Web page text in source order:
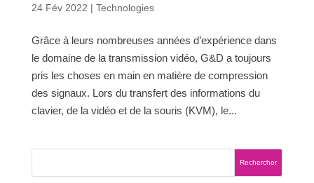
24 Fév 2022 | Technologies
Grâce à leurs nombreuses années d’expérience dans
le domaine de la transmission vidéo, G&D a toujours
pris les choses en main en matière de compression
des signaux. Lors du transfert des informations du
clavier, de la vidéo et de la souris (KVM), le...